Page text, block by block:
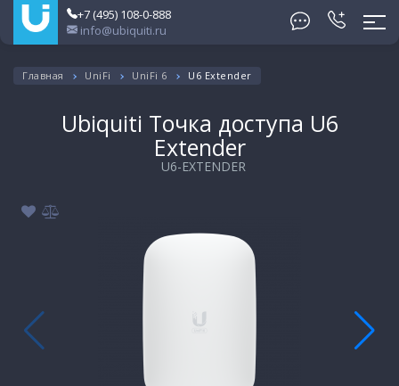
+7 (495) 108-0-888
info@ubiquiti.ru
Главная UniFi UniFi 6 U6 Extender
Ubiquiti Точка доступа U6
Extender
U6-EXTENDER